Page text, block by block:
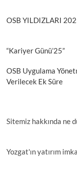
OSB YILDIZLARI
“Kariyer Günü’25”
OSB Uygulama
Verilecek Ek Süre
Sitemiz hakkında ne
Yozgat'ın yatırım